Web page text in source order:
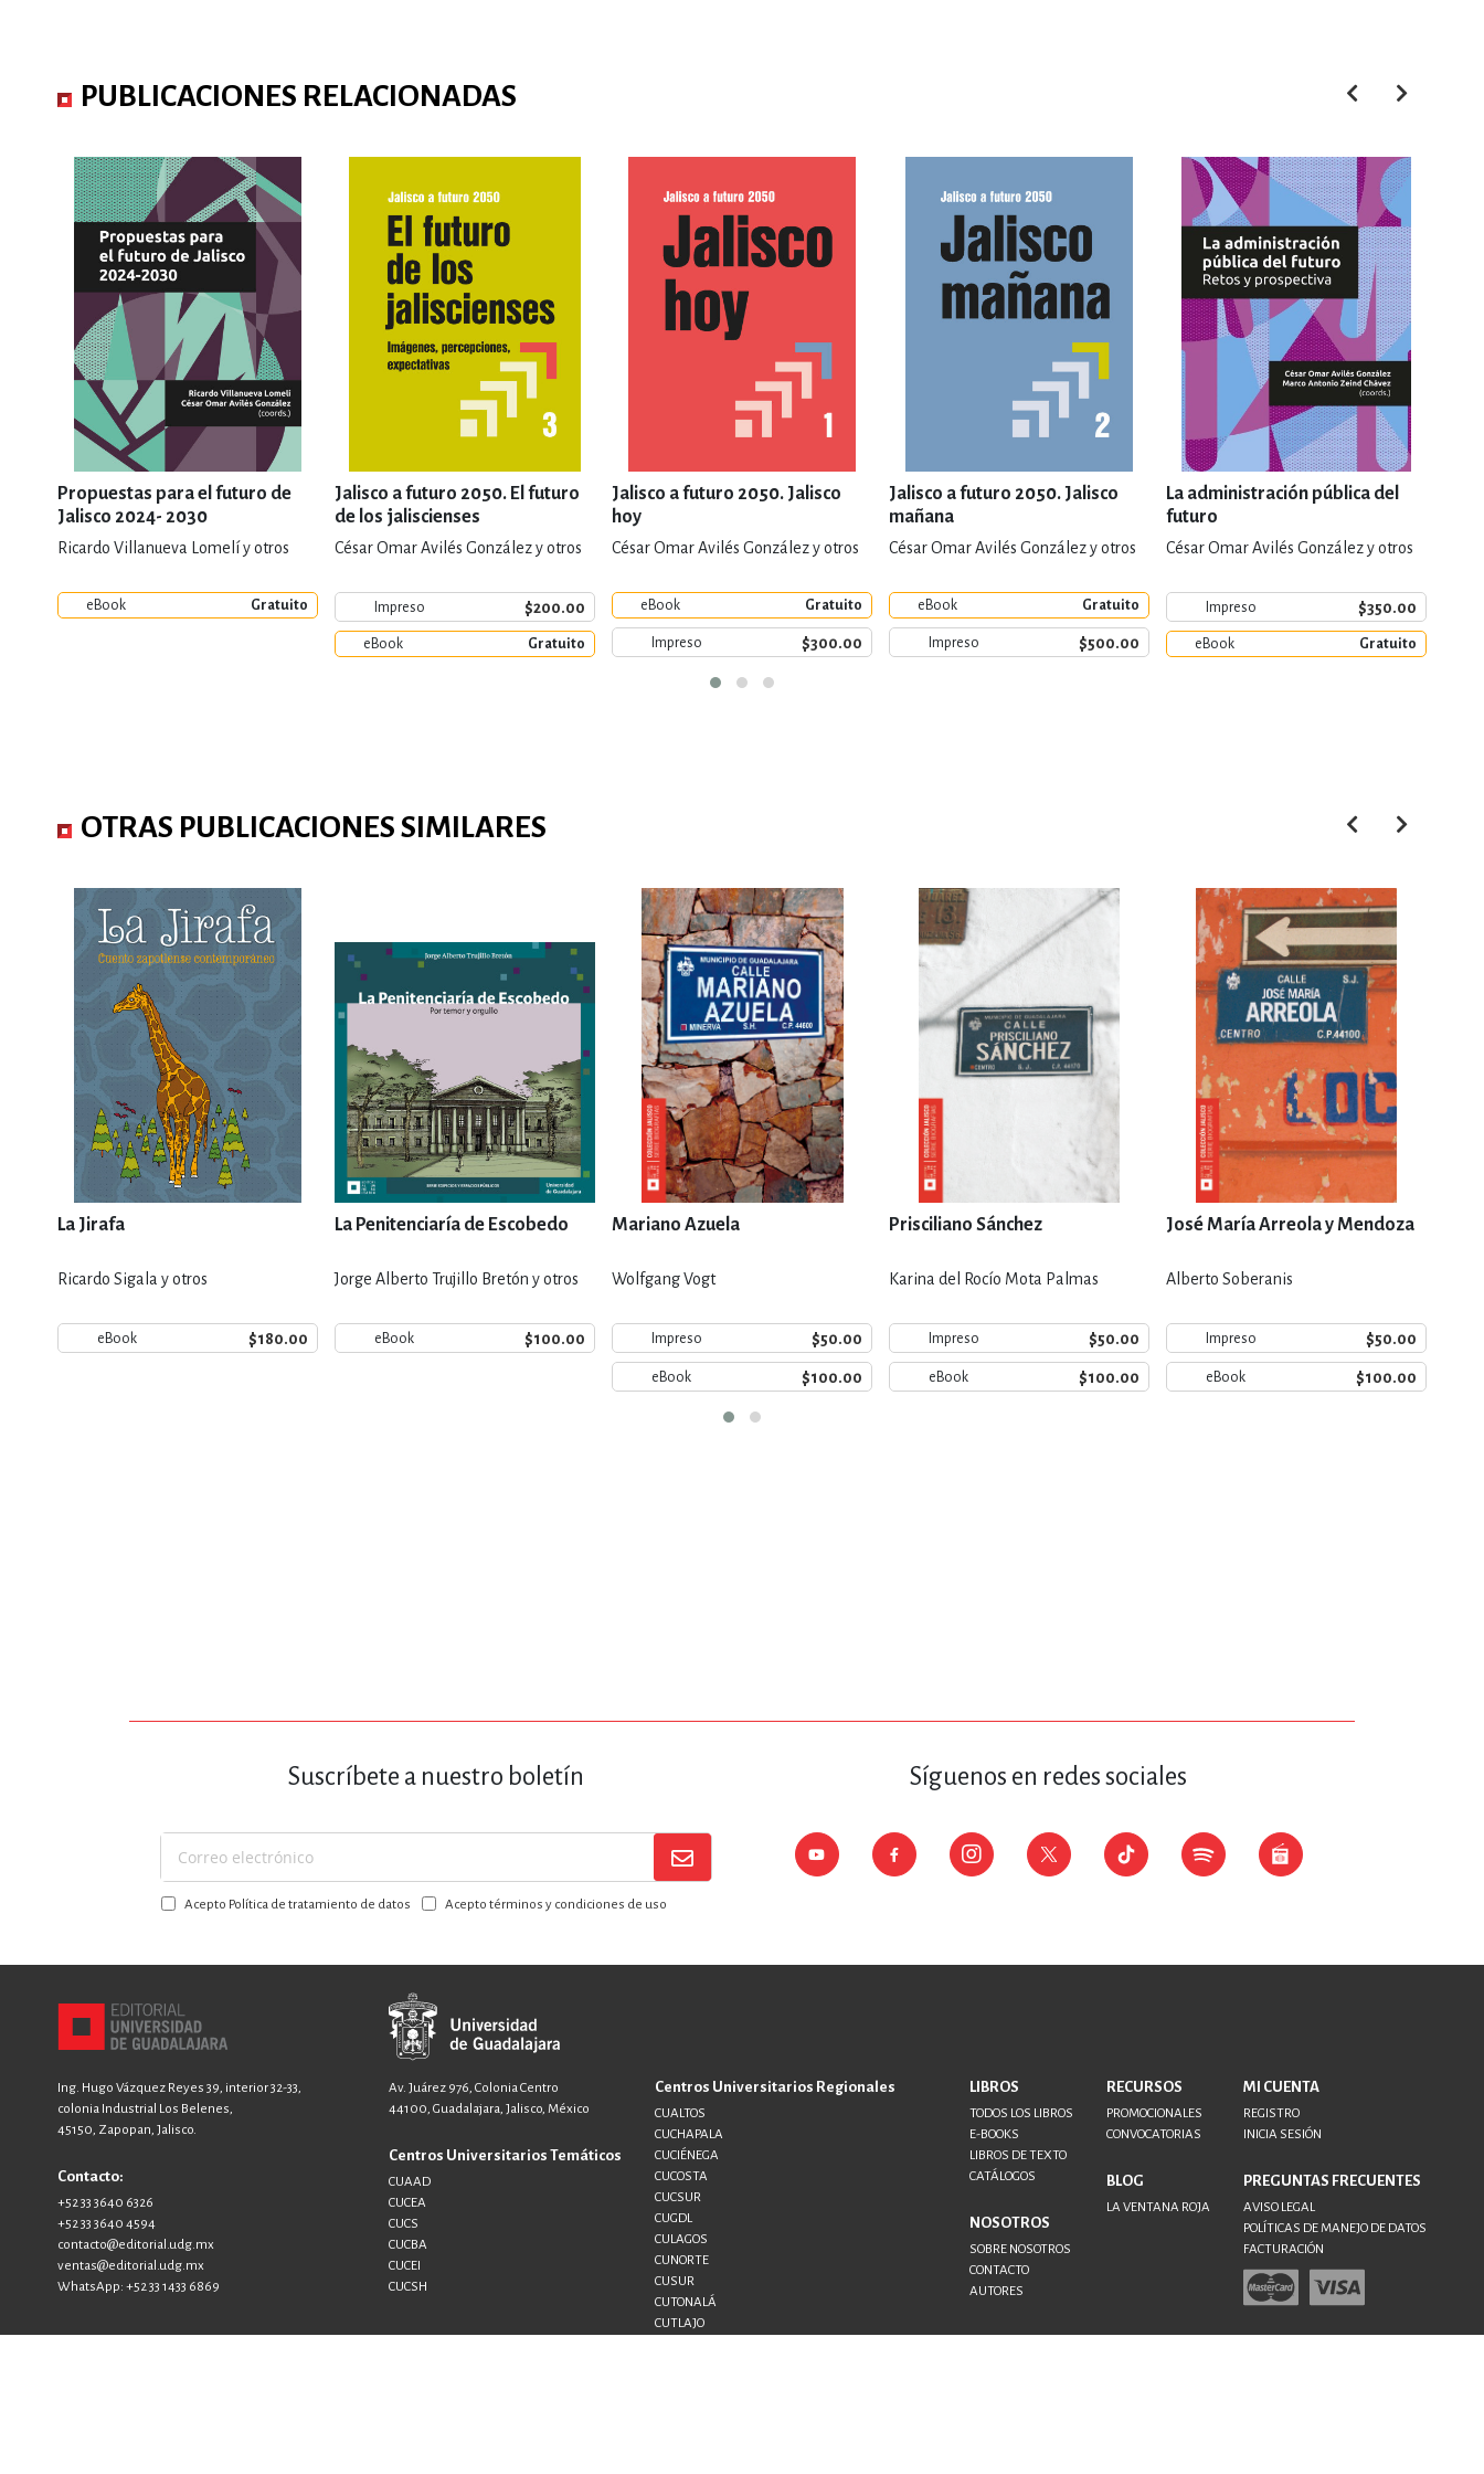
PUBLICACIONES RELACIONADAS
Propuestas para el futuro de
Jalisco 2024- 2030
Ricardo Villanueva Lomelí y otros
eBook Gratuito
Jalisco a futuro 2050. El futuro
de los jaliscienses
César Omar Avilés González y otros
Impreso $200.00
eBook Gratuito
Jalisco a futuro 2050. Jalisco
hoy
César Omar Avilés González y otros
eBook Gratuito
Impreso $300.00
Jalisco a futuro 2050. Jalisco
mañana
César Omar Avilés González y otros
eBook Gratuito
Impreso $500.00
La administración pública del
futuro
César Omar Avilés González y otros
Impreso $350.00
eBook Gratuito
OTRAS PUBLICACIONES SIMILARES
La Jirafa
Ricardo Sigala y otros
eBook $180.00
La Penitenciaría de Escobedo
Jorge Alberto Trujillo Bretón y otros
eBook $100.00
Mariano Azuela
Wolfgang Vogt
Impreso $50.00
eBook $100.00
Prisciliano Sánchez
Karina del Rocío Mota Palmas
Impreso $50.00
eBook $100.00
José María Arreola y Mendoza
Alberto Soberanis
Impreso $50.00
eBook $100.00
Suscríbete a nuestro boletín
Suscríbase
a
nuestroAcepto Política de tratamiento de datos Acepto términos y condiciones de uso
Síguenos en redes sociales
Ing. Hugo Vázquez Reyes 39, interior 32-33,
colonia Industrial Los Belenes,
45150, Zapopan, Jalisco.
Contacto:
+52 33 3640 6326
+52 33 3640 4594
contacto@editorial.udg.mx
ventas@editorial.udg.mx
WhatsApp: +52 33 1433 6869
Av. Juárez 976, Colonia Centro
44100, Guadalajara, Jalisco, México
Centros Universitarios Temáticos
CUAAD
CUCEA
CUCS
CUCBA
CUCEI
CUCSH
Centros Universitarios Regionales
CUALTOS
CUCHAPALA
CUCIÉNEGA
CUCOSTA
CUCSUR
CUGDL
CULAGOS
CUNORTE
CUSUR
CUTONALÁ
CUTLAJO
LIBROS
TODOS LOS LIBROS
E-BOOKS
LIBROS DE TEXTO
CATÁLOGOS
NOSOTROS
SOBRE NOSOTROS
CONTACTO
AUTORES
RECURSOS
PROMOCIONALES
CONVOCATORIAS
BLOG
LA VENTANA ROJA
MI CUENTA
REGISTRO
INICIA SESIÓN
PREGUNTAS FRECUENTES
AVISO LEGAL
POLÍTICAS DE MANEJO DE DATOS
FACTURACIÓN